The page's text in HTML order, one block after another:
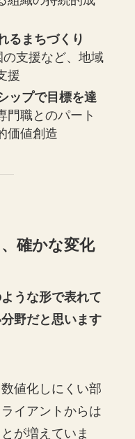
るまちづくり
の支援など、地域
援
ップで目標を達
門職とのパート
価値創造
確かな変化
うな形で表れて
野だと思います
値化しにくい部
イアントからは
が増えていま